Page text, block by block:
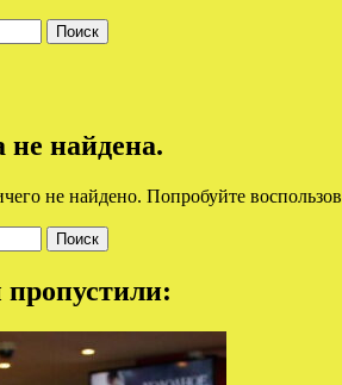
найдена.
не найдено. Попробуйте